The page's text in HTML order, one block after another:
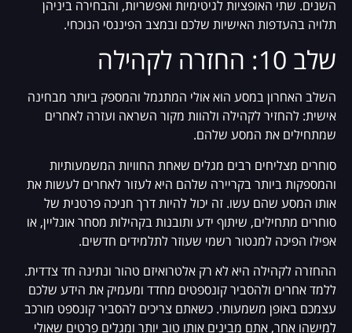
השנים. שתי האופציות לגיטימיות ואפשריות, והבחירה ביניהן
תלויה בהעדפות האישיות שלכם ובמצב הפיננסי הנוכחי.
שלב 10: החזרה לקהילה
השלב האחרון במסע הוא אולי המתגמל והמספק ביותר מבחינה
אישית: להחזיר לקהילה ולהוות מקור השראה ועזרה לאחרים
שמתחילים את המסע שלהם.
סוחרים מצליחים רבים מגלים שאחת החוויות המשמעותיות
והמספקות ביותר בקריירה שלהם היא לעזור לאחרים לעשות את
אותו המסע שהם עשו. זה יכול להיות דרך חניכה פרטנית של
סוחרים מתחילים, שיתוף ידע ותובנות בקהילות מסחר אונליין, או
אפילו הפיכה למנטור רשמי שעוזר לתלמידים חדשים.
ההחזרה לקהילה היא לא רק אלטרואיזם טהור ונתינה חד צדדית.
ללמד אחרים ולהסביר קונספטים מחדד ומעמיק את הידע שלכם
עצמכם באופן משמעותי. כשאתם צריכים להסביר קונספט מורכב
למישהו אחר, אתם מבינים אותו טוב יותר ומגלים פרטים שאולי